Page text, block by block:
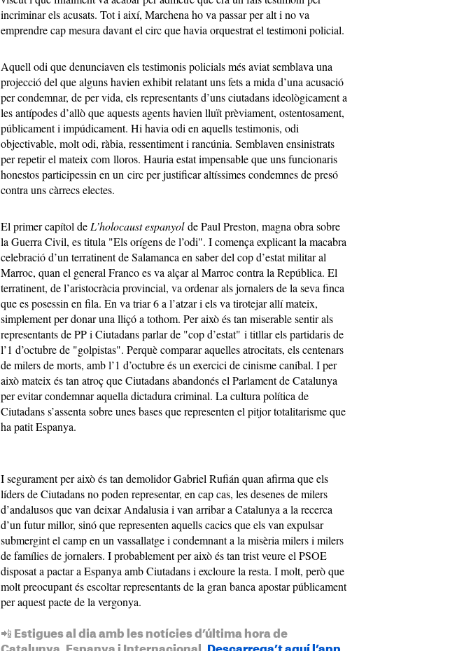
incriminar els acusats. Tot i així, Marchena ho va passar per alt i no va
emprendre cap mesura davant el circ que havia orquestrat el testimoni policial.
Aquell odi que denunciaven els testimonis policials més aviat semblava una
projecció del que alguns havien exhibit relatant uns fets a mida d’una acusació
per condemnar, de per vida, els representants d’uns ciutadans ideològicament a
les antípodes d’allò que aquests agents havien lluït prèviament, ostentosament,
públicament i impúdicament. Hi havia odi en aquells testimonis, odi
objectivable, molt odi, ràbia, ressentiment i rancúnia. Semblaven ensinistrats
per repetir el mateix com lloros. Hauria estat impensable que uns funcionaris
honestos participessin en un circ per justificar altíssimes condemnes de presó
contra uns càrrecs electes.
El primer capítol de L’holocaust espanyolde Paul Preston, magna obra sobre
la Guerra Civil, es titula "Els orígens de l’odi". I comença explicant la macabra
celebració d’un terratinent de Salamanca en saber del cop d’estat militar al
Marroc, quan el general Franco es va alçar al Marroc contra la República. El
terratinent, de l’aristocràcia provincial, va ordenar als jornalers de la seva finca
que es posessin en fila. En va triar 6 a l’atzar i els va tirotejar allí mateix,
simplement per donar una lliçó a tothom. Per això és tan miserable sentir als
representants de PP i Ciutadans parlar de "cop d’estat" i titllar els partidaris de
l’1 d’octubre de "golpistas". Perquè comparar aquelles atrocitats, els centenars
de milers de morts, amb l’1 d’octubre és un exercici de cinisme caníbal. I per
això mateix és tan atroç que Ciutadans abandonés el Parlament de Catalunya
per evitar condemnar aquella dictadura criminal. La cultura política de
Ciutadans s’assenta sobre unes bases que representen el pitjor totalitarisme que
ha patit Espanya.
I segurament per això és tan demolidor Gabriel Rufián quan afirma que els
líders de Ciutadans no poden representar, en cap cas, les desenes de milers
d’andalusos que van deixar Andalusia i van arribar a Catalunya a la recerca
d’un futur millor, sinó que representen aquells cacics que els van expulsar
submergint el camp en un vassallatge i condemnant a la misèria milers i milers
de famílies de jornalers. I probablement per això és tan trist veure el PSOE
disposat a pactar a Espanya amb Ciutadans i excloure la resta. I molt, però que
molt preocupant és escoltar representants de la gran banca apostar públicament
per aquest pacte de la vergonya.
📲 Estigues al dia amb les notícies d’última hora de